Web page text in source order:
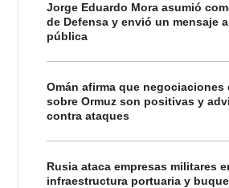
Jorge Eduardo Mora asumió
de Defensa y envió un mensaje
pública
Omán afirma que negociaciones
sobre Ormuz son positivas y
contra ataques
Rusia ataca empresas militares
infraestructura portuaria y